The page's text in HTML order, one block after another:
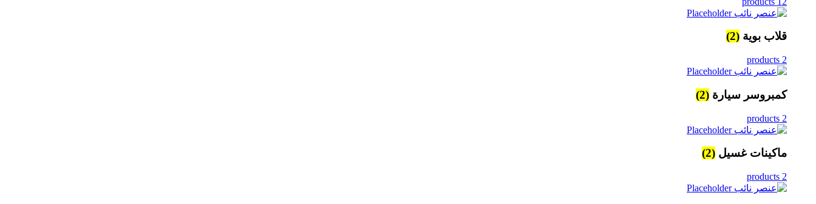
قلاب بوية (2)
2 products
كمبروسر سيارة (2)
2 products
ماكينات غسيل (2)
2 products